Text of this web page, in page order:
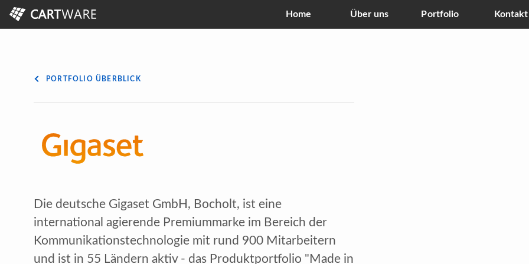
Home Über uns Portfolio Kontakt
PORTFOLIO ÜBERBLICK
Die deutsche Gigaset GmbH, Bocholt, ist eine
international agierende Premiummarke im Bereich der
Kommunikationstechnologie mit rund 900 Mitarbeitern
und ist in 55 Ländern aktiv - das Produktportfolio "Made in